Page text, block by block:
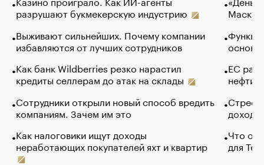
разрушают букмекерскую индустрию
Выживают сильнейших. Почему компании
избавляются от лучших сотрудников
Как банк Wildberries резко нарастил
кредиты селлерам до атак на склады
Сотрудники открыли новый способ вредить
компаниям. Зачем им это
Как налоговики ищут доходы
неработающих покупателей яхт и квартир
Маск в
основ
ЕС
нефти
Что
для